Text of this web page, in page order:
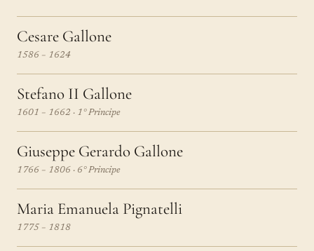
Cesare Gallone
1586 – 1624
Stefano II Gallone
1601 – 1662 · 1° Principe
Giuseppe Gerardo Gallone
1766 – 1806 · 6° Principe
Maria Emanuela Pignatelli
1775 – 1818